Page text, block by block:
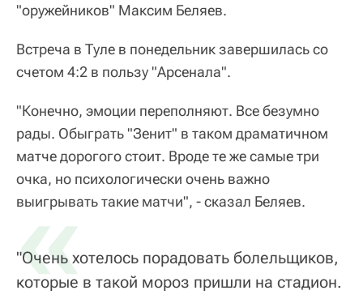
"оружейников" Максим Беляев.
Встреча в Туле в понедельник завершилась со
счетом 4:2 в пользу "Арсенала".
"Конечно, эмоции переполняют. Все безумно
рады. Обыграть "Зенит" в таком драматичном
матче дорогого стоит. Вроде те же самые три
очка, но психологически очень важно
выигрывать такие матчи", - сказал Беляев.
«
"Очень хотелось порадовать болельщиков,
которые в такой мороз пришли на стадион.